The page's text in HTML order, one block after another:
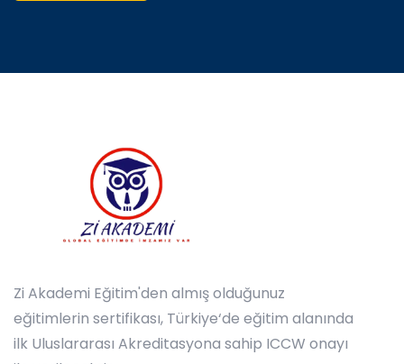
Zi Akademi Eğitim'den almış olduğunuz
eğitimlerin sertifikası, Türkiye‘de eğitim alanında
ilk Uluslararası Akreditasyona sahip ICCW onayı